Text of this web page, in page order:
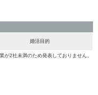
婚活目的
2社未満のため発表しておりません。